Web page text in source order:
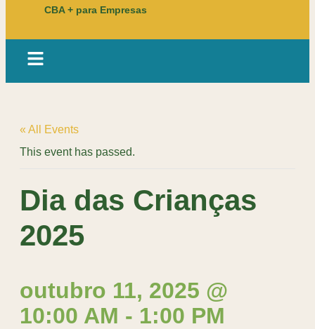
CBA + para Empresas
« All Events
This event has passed.
Dia das Crianças
2025
outubro 11, 2025 @
10:00 AM - 1:00 PM